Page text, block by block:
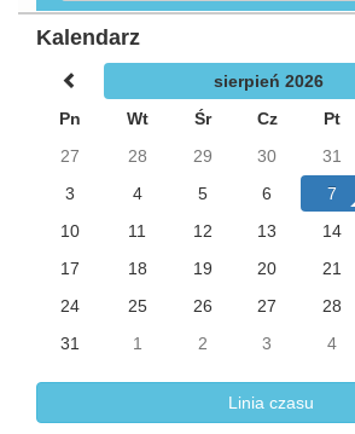
Kalendarz
sierpień 2026
Pn
Wt Śr Cz Pt
27
28 29 30 31
3
4 5 6 7
10
11 12 13 14
17
18 19 20 21
24
25 26 27 28
31
1 2 3 4
Linia czasu